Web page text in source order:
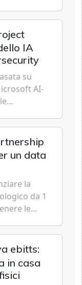
IA
su
AI-
continua
un data
la
da 1
le
di Mark
ebitts:
in casa